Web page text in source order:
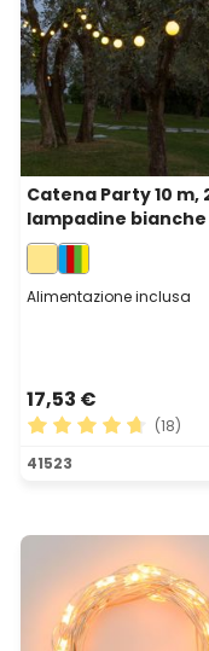
Catena Party 10 m,
lampadine
mm, led bianco
cavo nero
Alimentazione inclusa
17,53 €
Valutazione media
(18)
41523